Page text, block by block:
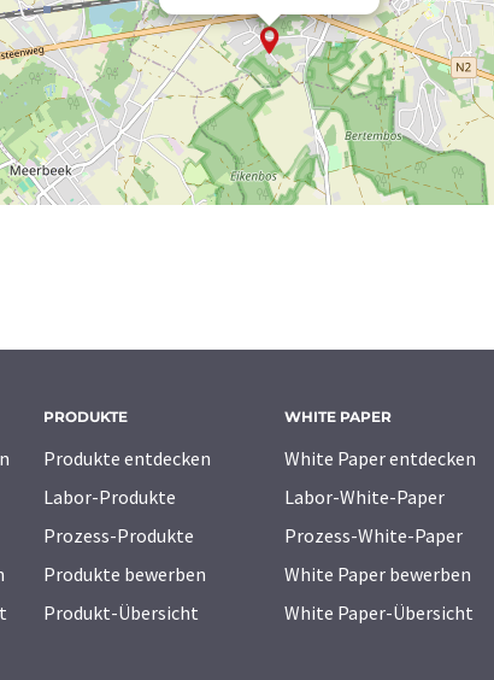
PRODUKTE
Produkte entdecken
Labor-Produkte
Prozess-Produkte
Produkte bewerben
Produkt-Übersicht
WHITE PAPER
White Paper entdecken
Labor-White-Paper
Prozess-White-Paper
White Paper bewerben
White Paper-Übersicht